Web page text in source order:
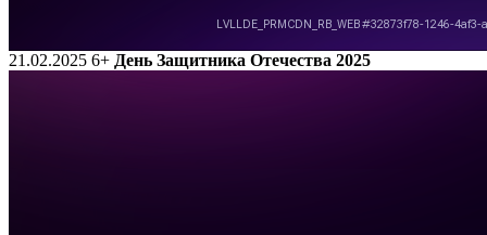
21.02.2025 6+ День Защитника Отечества 2025